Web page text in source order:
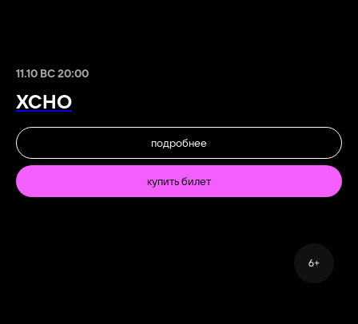
11.10 ВС 20:00
XCHO
подробнее
купить билет
6+